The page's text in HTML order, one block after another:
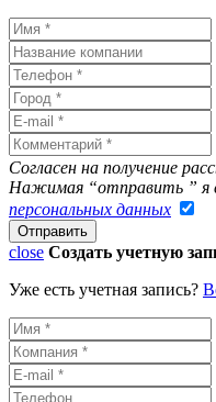
Согласен на получение
Нажимая “отправить ” я
персональных данных
close Создать учетную
Уже есть учетная запись?